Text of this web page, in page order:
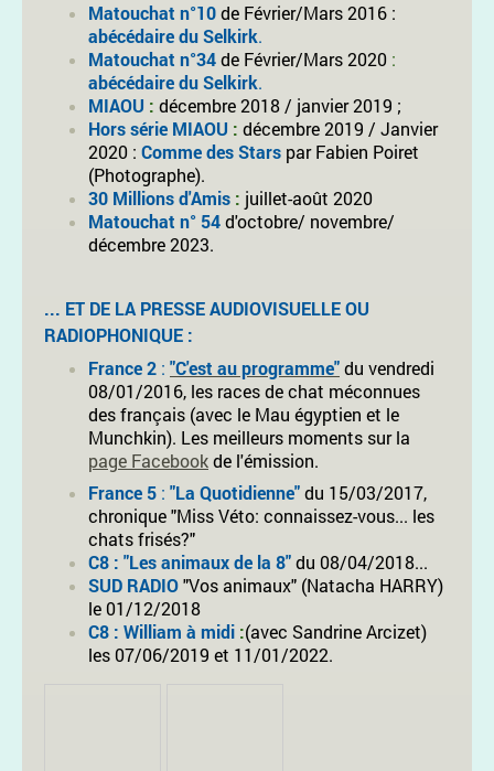
Matouchat n°10 de Février/Mars 2016 :
abécédaire du Selkirk.
Matouchat n°34 de Février/Mars 2020 :
abécédaire du Selkirk.
MIAOU : décembre 2018 / janvier 2019 ;
Hors série MIAOU : décembre 2019 / Janvier
2020 : Comme des Stars par Fabien Poiret
(Photographe).
30 Millions d'Amis : juillet-août 2020
Matouchat n° 54 d'octobre/ novembre/
décembre 2023.
... ET DE LA PRESSE AUDIOVISUELLE OU
RADIOPHONIQUE :
France 2 : "C'est au programme" du vendredi
08/01/2016, les races de chat méconnues
des français (avec le Mau égyptien et le
Munchkin). Les meilleurs moments sur la
page Facebook de l'émission.
France 5 : "La Quotidienne" du 15/03/2017,
chronique "Miss Véto: connaissez-vous... les
chats frisés?"
C8 : "Les animaux de la 8" du 08/04/2018...
SUD RADIO "Vos animaux" (Natacha HARRY)
le 01/12/2018
C8 : William à midi :(avec Sandrine Arcizet)
les 07/06/2019 et 11/01/2022.